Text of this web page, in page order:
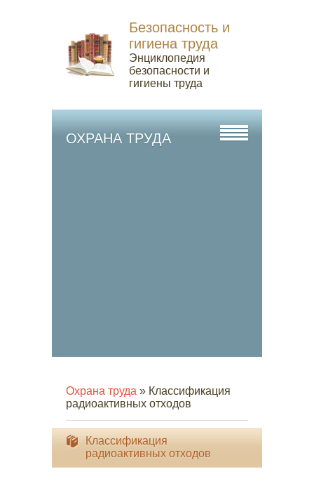
Безопасность и
гигиена труда
Энциклопедия
безопасности и
гигиены труда
ОХРАНА ТРУДА
Охрана труда » Классификация
радиоактивных отходов
Классификация
радиоактивных отходов